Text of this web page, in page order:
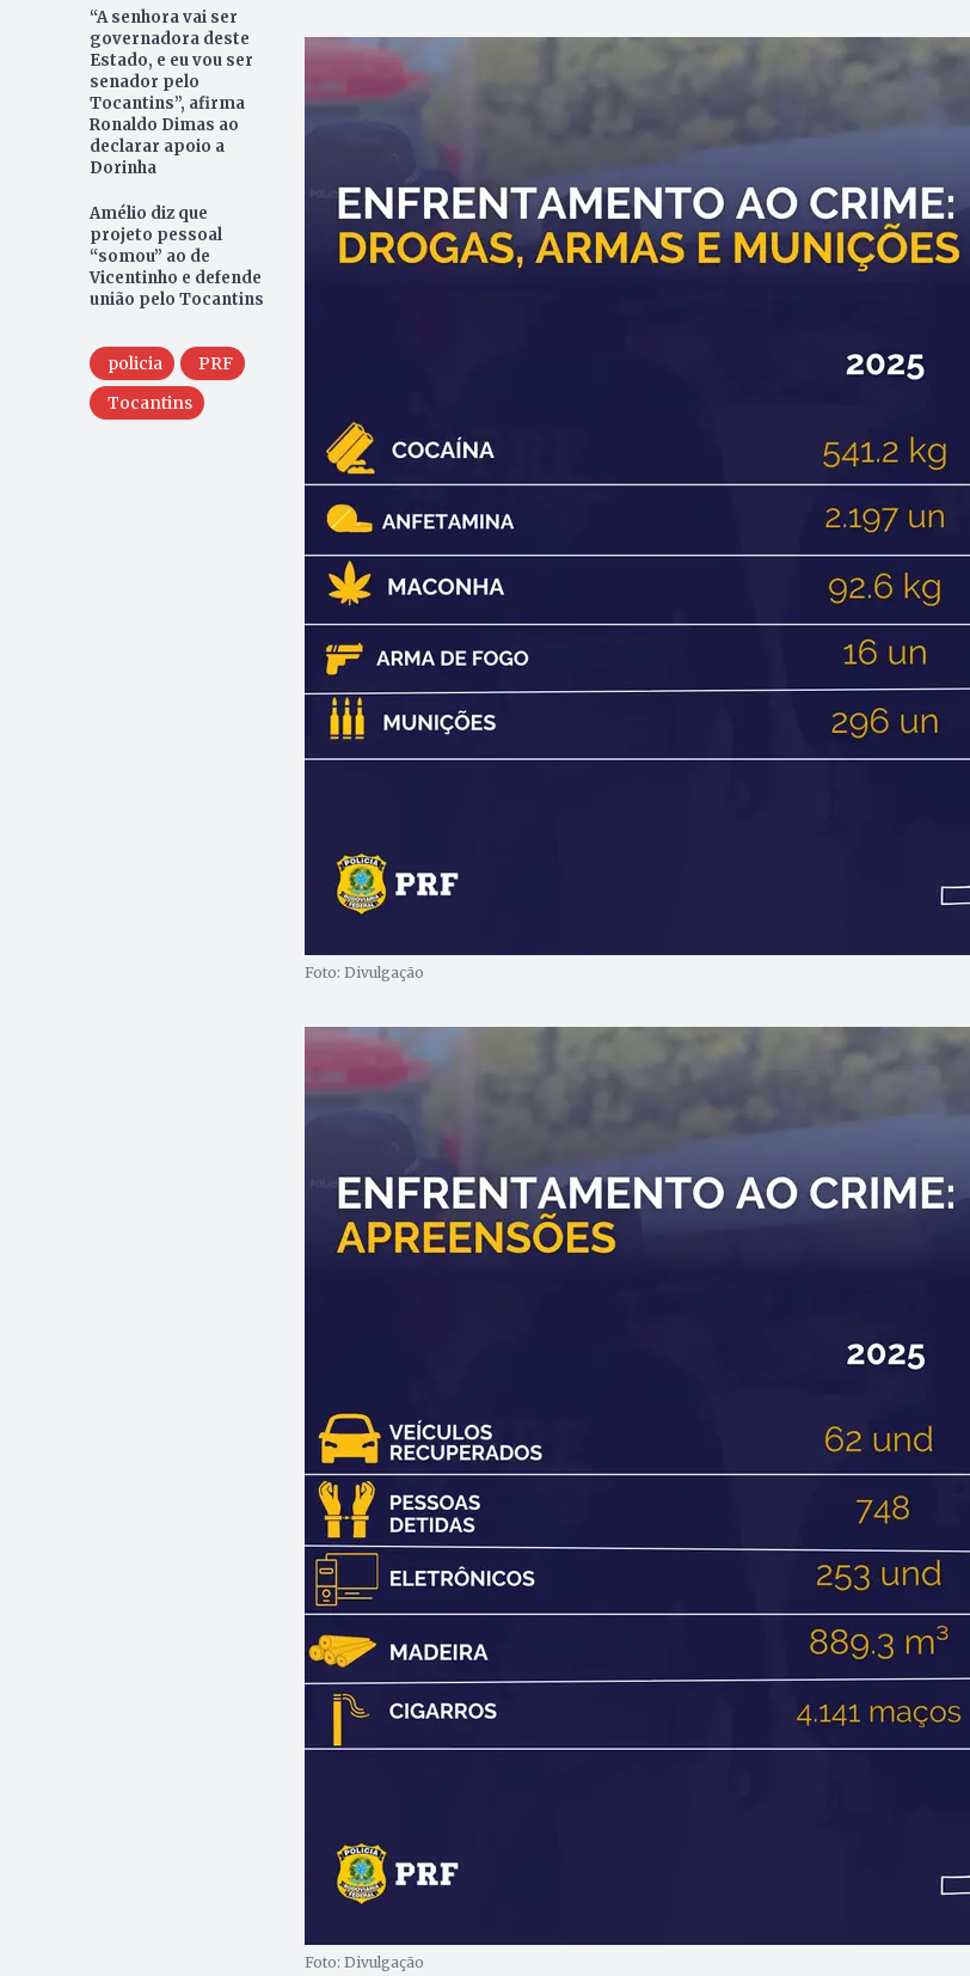
“A senhora vai ser
governadora deste
Estado, e eu vou ser
senador pelo
Tocantins”, afirma
Ronaldo Dimas ao
declarar apoio a
Dorinha
Amélio diz que
projeto pessoal
“somou” ao de
Vicentinho e defende
união pelo Tocantins
policia
PRF
Tocantins
Foto: Divulgação
Foto: Divulgação